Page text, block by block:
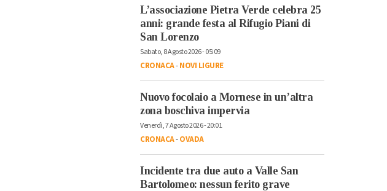
L’associazione Pietra Verde celebra 25
anni: grande festa al Rifugio Piani di
San Lorenzo
Sabato, 8 Agosto 2026 - 05:09
CRONACA-NOVI LIGURE
Nuovo focolaio a Mornese in un’altra
zona boschiva impervia
Venerdì, 7 Agosto 2026 - 20:01
CRONACA-OVADA
Incidente tra due auto a Valle San
Bartolomeo: nessun ferito grave